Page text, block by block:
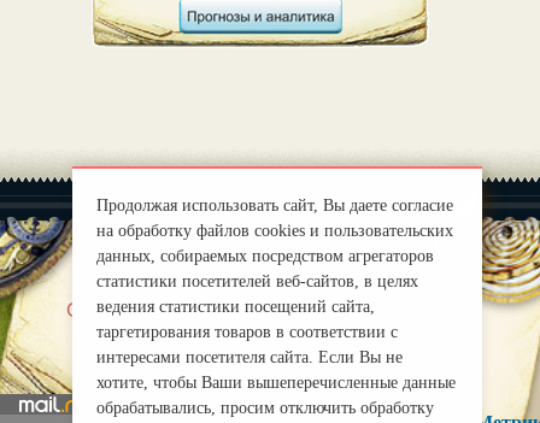
О нас |
mirprognoz@mail.ru
Продолжая использовать сайт, Вы даете согласие
на обработку файлов cookies и пользовательских
данных, собираемых посредством агрегаторов
статистики посетителей веб-сайтов, в целях
ведения статистики посещений сайта,
таргетирования товаров в соответствии с
интересами посетителя сайта. Если Вы не
хотите, чтобы Ваши вышеперечисленные данные
обрабатывались, просим отключить обработку